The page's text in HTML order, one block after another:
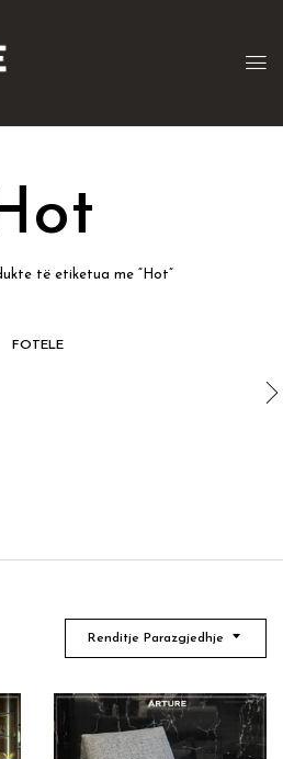
të etiketua me “Hot”
FOTELE
Renditje Parazgjedhje